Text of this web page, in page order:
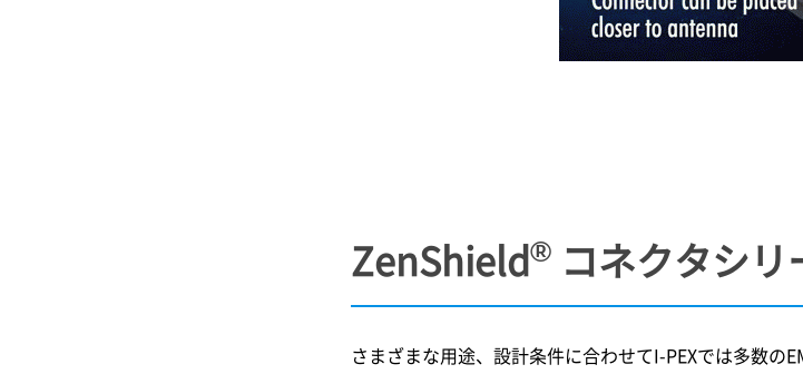
ZenShield® コネクタシリ
さまざまな用途、設計条件に合わせてI-PEXでは多数の